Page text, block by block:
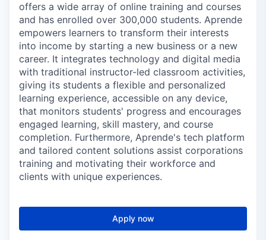
offers a wide array of online training and courses
and has enrolled over 300,000 students. Aprende
empowers learners to transform their interests
into income by starting a new business or a new
career. It integrates technology and digital media
with traditional instructor-led classroom activities,
giving its students a flexible and personalized
learning experience, accessible on any device,
that monitors students' progress and encourages
engaged learning, skill mastery, and course
completion. Furthermore, Aprende's tech platform
and tailored content solutions assist corporations
training and motivating their workforce and
clients with unique experiences.
Apply now